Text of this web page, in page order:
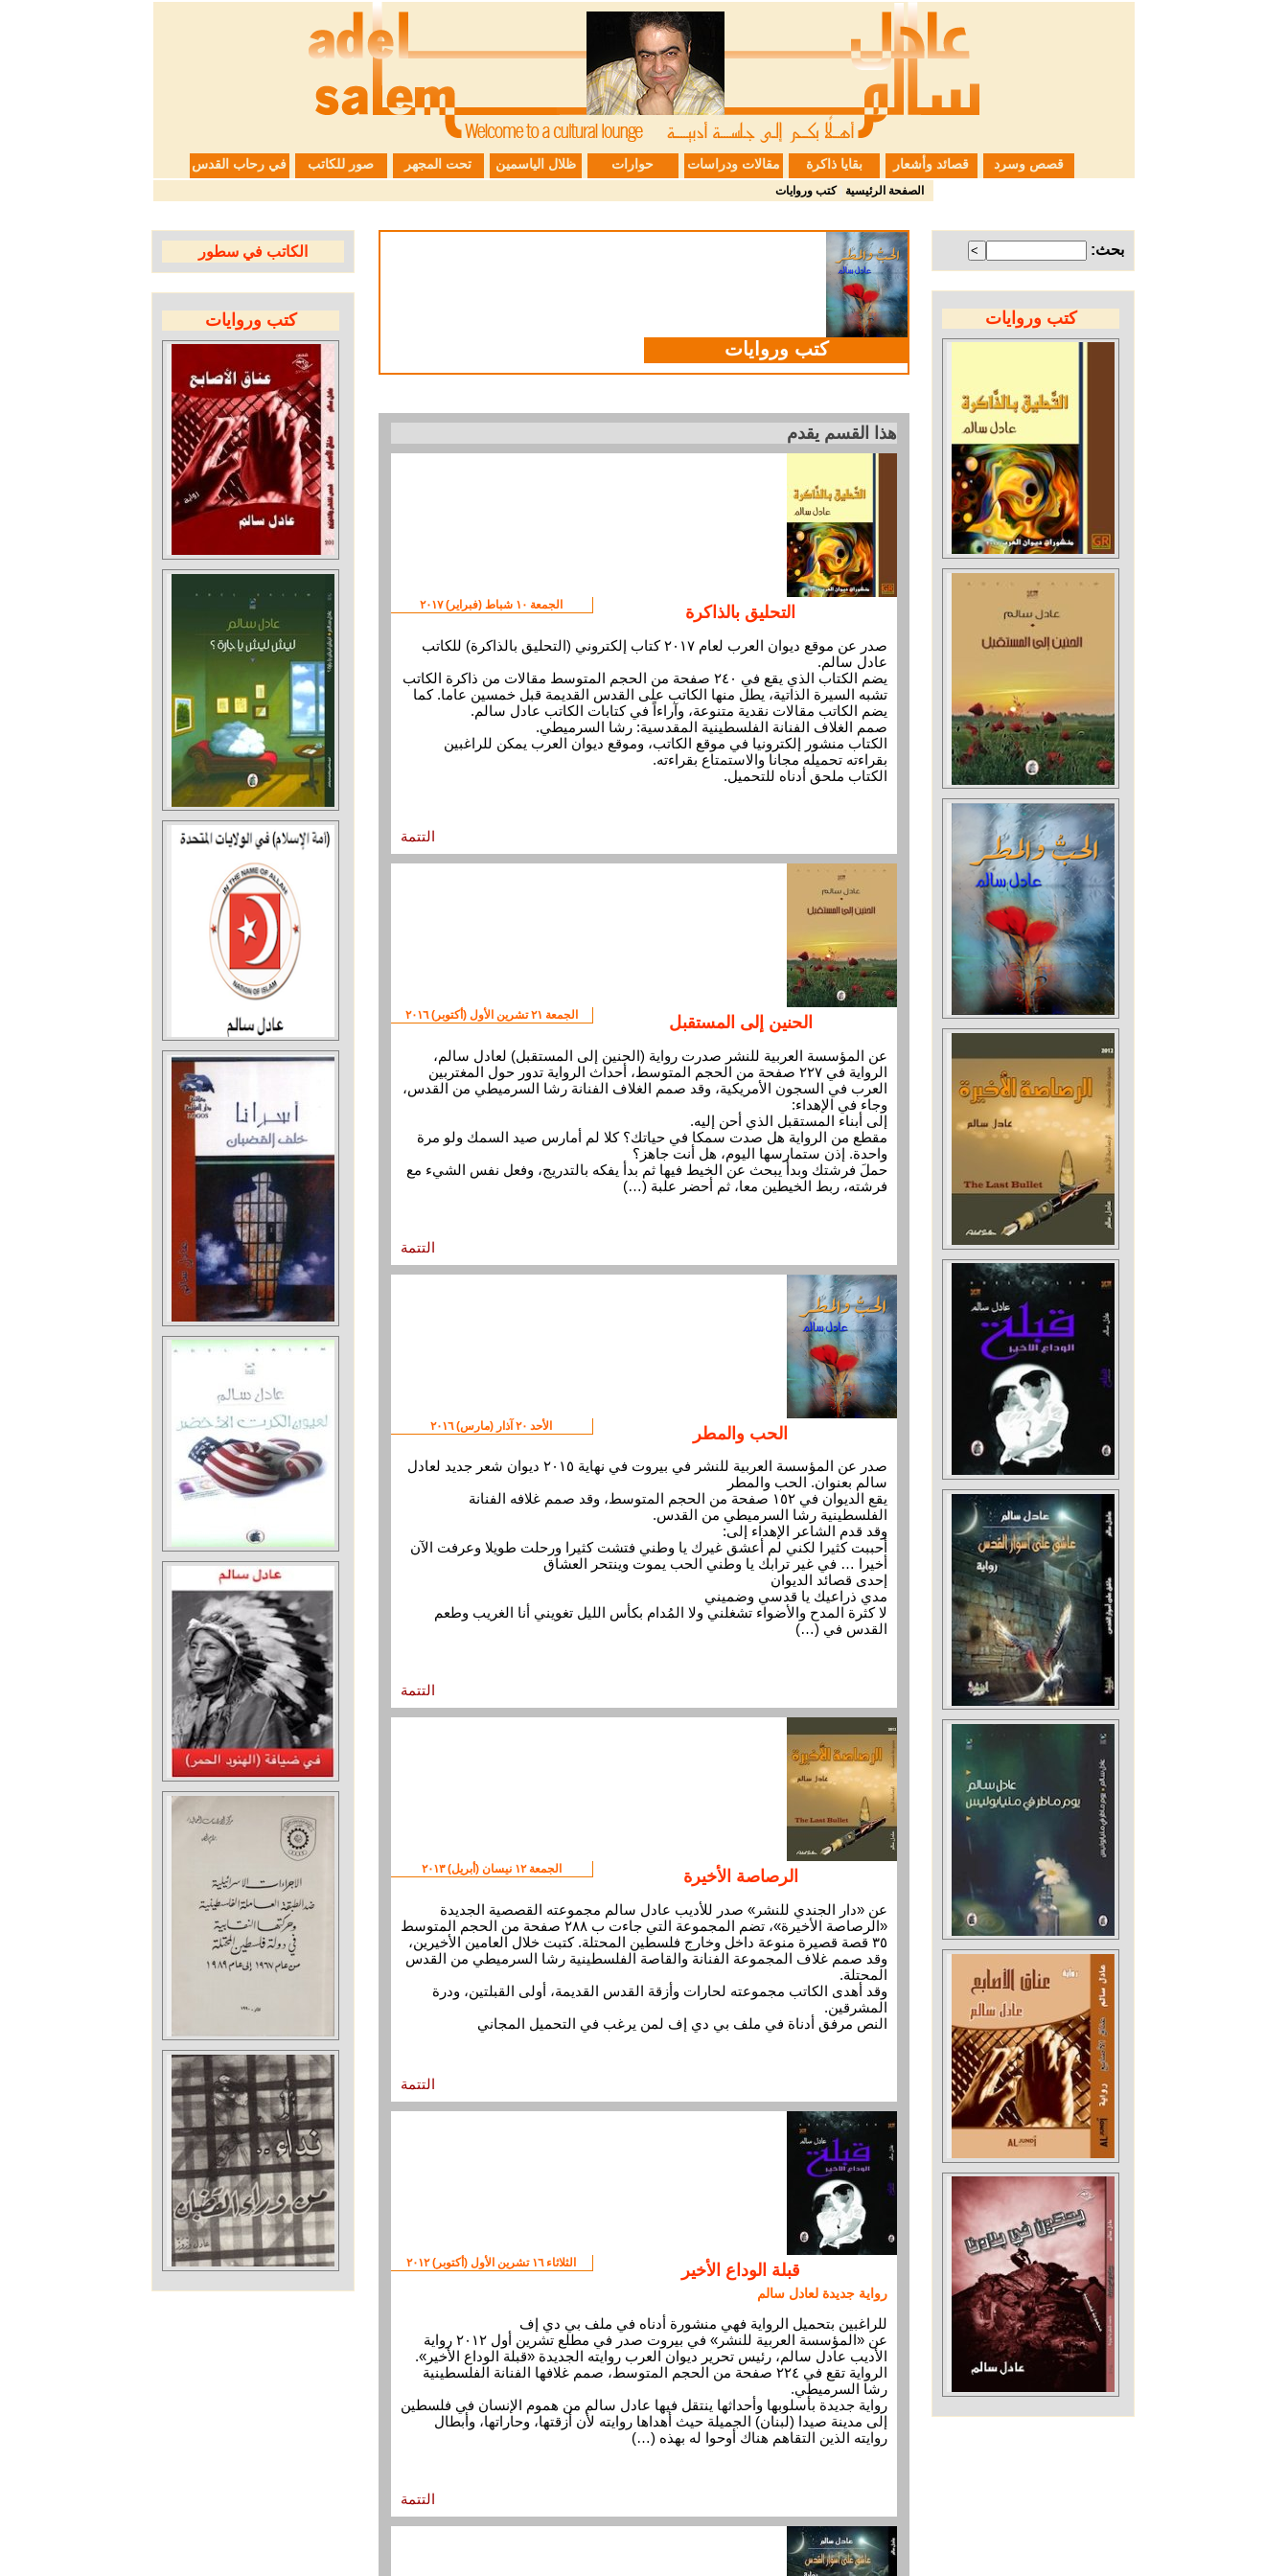
قصص وسرد قصائد وأشعار بقايا ذاكرة مقالات ودراسات حوارات ظلال الياسمين تحت المجهر صور للكاتب في رحاب القدس
الصفحة الرئيسية |كتب وروايات
بحث:
كتب وروايات
الكاتب في سطور
كتب وروايات
كتب وروايات
هذا القسم يقدم
الجمعة ١٠ شباط (فبراير) ٢٠١٧ التحليق بالذاكرة
صدر عن موقع ديوان العرب لعام ٢٠١٧ كتاب إلكتروني (التحليق بالذاكرة) للكاتب
عادل سالم.
يضم الكتاب الذي يقع في ٢٤٠ صفحة من الحجم المتوسط مقالات من ذاكرة الكاتب
تشبه السيرة الذاتية، يطل منها الكاتب على القدس القديمة قبل خمسين عاما. كما
يضم الكاتب مقالات نقدية متنوعة، وآراءاً في كتابات الكاتب عادل سالم.
صمم الغلاف الفنانة الفلسطينية المقدسية: رشا السرميطي.
الكتاب منشور إلكترونيا في موقع الكاتب، وموقع ديوان العرب يمكن للراغبين
بقراءته تحميله مجانا والاستمتاع بقراءته.
الكتاب ملحق أدناه للتحميل.
التتمة
الجمعة ٢١ تشرين الأول (أكتوبر) ٢٠١٦ الحنين إلى المستقبل
عن المؤسسة العربية للنشر صدرت رواية (الحنين إلى المستقبل) لعادل سالم،
الرواية في ٢٢٧ صفحة من الحجم المتوسط، أحداث الرواية تدور حول المغتربين
العرب في السجون الأمريكية، وقد صمم الغلاف الفنانة رشا السرميطي من القدس،
وجاء في الإهداء:
إلى أبناء المستقبل الذي أحن إليه.
مقطع من الرواية هل صدت سمكا في حياتك؟ كلا لم أمارس صيد السمك ولو مرة
واحدة. إذن ستمارسها اليوم، هل أنت جاهز؟
حملَ فرشتك وبدأ يبحث عن الخيط فيها ثم بدأ يفكه بالتدريج، وفعل نفس الشيء مع
فرشته، ربط الخيطين معا، ثم أحضر علبة (…)
التتمة
الأحد ٢٠ آذار (مارس) ٢٠١٦ الحب والمطر
صدر عن المؤسسة العربية للنشر في بيروت في نهاية ٢٠١٥ ديوان شعر جديد لعادل
سالم بعنوان. الحب والمطر
يقع الديوان في ١٥٢ صفحة من الحجم المتوسط، وقد صمم غلافه الفنانة
الفلسطينية رشا السرميطي من القدس.
وقد قدم الشاعر الإهداء إلى:
أحببت كثيرا لكني لم أعشق غيرك يا وطني فتشت كثيرا ورحلت طويلا وعرفت الآن
أخيرا … في غير ترابك يا وطني الحب يموت وينتحر العشاق
إحدى قصائد الديوان
مدي ذراعيك يا قدسي وضميني
لا كثرة المدح والأضواء تشغلني ولا المُدام بكأس الليل تغويني أنا الغريب وطعم
القدس في (…)
التتمة
الجمعة ١٢ نيسان (أبريل) ٢٠١٣ الرصاصة الأخيرة
عن «دار الجندي للنشر» صدر للأديب عادل سالم مجموعته القصصية الجديدة
«الرصاصة الأخيرة»، تضم المجموعة التي جاءت ب ٢٨٨ صفحة من الحجم المتوسط
٣٥ قصة قصيرة منوعة داخل وخارج فلسطين المحتلة. كتبت خلال العامين الأخيرين،
وقد صمم غلاف المجموعة الفنانة والقاصة الفلسطينية رشا السرميطي من القدس
المحتلة.
وقد أهدى الكاتب مجموعته لحارات وأزقة القدس القديمة، أولى القبلتين، ودرة
المشرقين.
النص مرفق أدناة في ملف بي دي إف لمن يرغب في التحميل المجاني
التتمة
الثلاثاء ١٦ تشرين الأول (أكتوبر) ٢٠١٢ قبلة الوداع الأخير
رواية جديدة لعادل سالم
للراغبين بتحميل الرواية فهي منشورة أدناه في ملف بي دي إف
عن «المؤسسة العربية للنشر» في بيروت صدر في مطلع تشرين أول ٢٠١٢ رواية
الأديب عادل سالم، رئيس تحرير ديوان العرب روايته الجديدة «قبلة الوداع الأخير».
الرواية تقع في ٢٢٤ صفحة من الحجم المتوسط، صمم غلافها الفنانة الفلسطينية
رشا السرميطي.
رواية جديدة بأسلوبها وأحداثها ينتقل فيها عادل سالم من هموم الإنسان في فلسطين
إلى مدينة صيدا (لبنان) الجميلة حيث أهداها روايته لأن أزقتها، وحاراتها، وأبطال
روايته الذين التقاهم هناك أوحوا له بهذه (…)
التتمة